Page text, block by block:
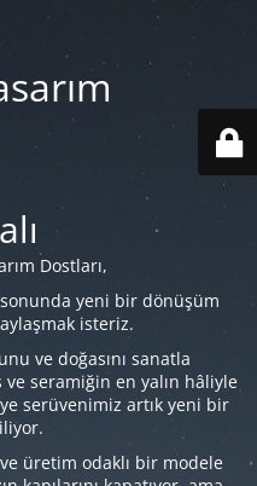
Dostları,
yeni bir dönüşüm
isteriz.
ve doğasını sanatla
seramiğin en yalın hâliyle
serüvenimiz artık yeni bir
üretim odaklı bir modele